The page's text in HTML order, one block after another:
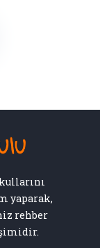
yaparak,
rehber